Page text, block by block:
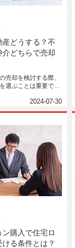
どうする？不
どちらで売却
売却を検討する際、
選ぶことは重要で
2024-07-30
購入で住宅ロ
る条件とは？